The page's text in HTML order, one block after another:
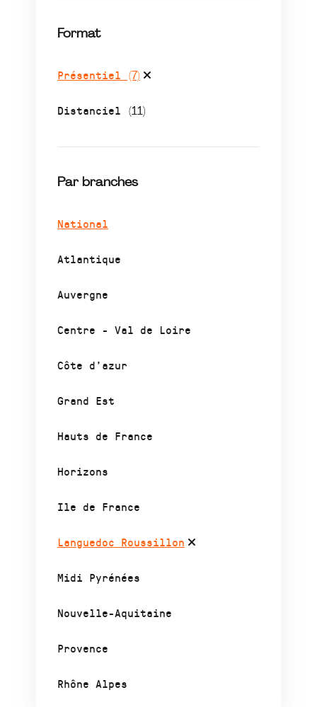
Format
Présentiel (7)
Distanciel (11)
Par branches
National
Atlantique
Auvergne
Centre - Val de Loire
Côte d’azur
Grand Est
Hauts de France
Horizons
Ile de France
Languedoc Roussillon
Midi Pyrénées
Nouvelle-Aquitaine
Provence
Rhône Alpes